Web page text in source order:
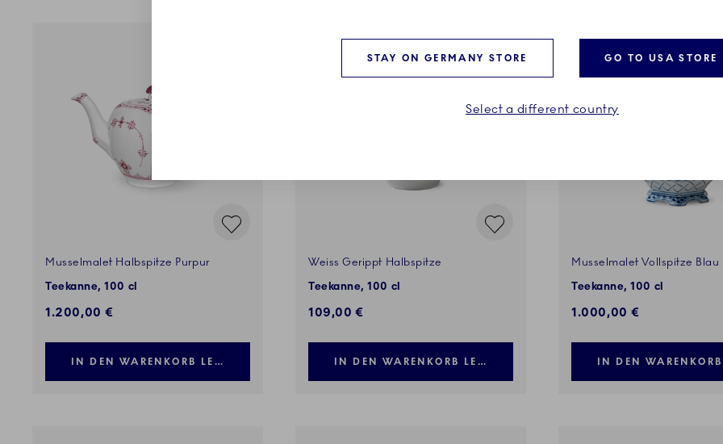
Musselmalet Halbspitze Purpur
Teekanne, 100 cl
1.200,00 €
IN DEN WARENKORB LEGEN
Weiss Gerippt Halbspitze
Teekanne, 100 cl
109,00 €
IN DEN WARENKORB LEGEN
Musselmalet Vollspitze Blau
Teekanne, 100 cl
1.000,00 €
IN DEN
STAY ON GERMANY STORE GO TO USA STORE
Select a different country